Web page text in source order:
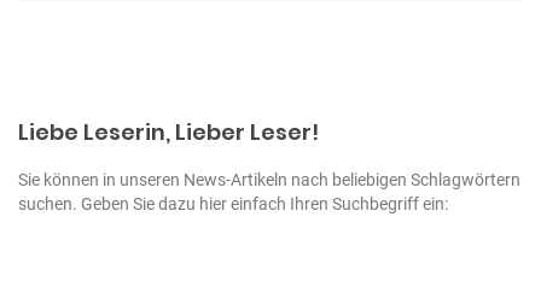
a
i
Liebe Leserin, Lieber Leser!
Sie können in unseren News-Artikeln nach beliebigen Schlagwörtern
suchen. Geben Sie dazu hier einfach Ihren Suchbegriff ein: